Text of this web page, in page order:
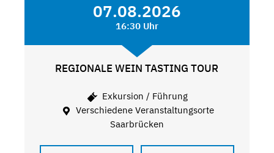
07.08.2026
16:30 Uhr
REGIONALE WEIN TASTING TOUR
Exkursion / Führung
Verschiedene Veranstaltungsorte
Saarbrücken